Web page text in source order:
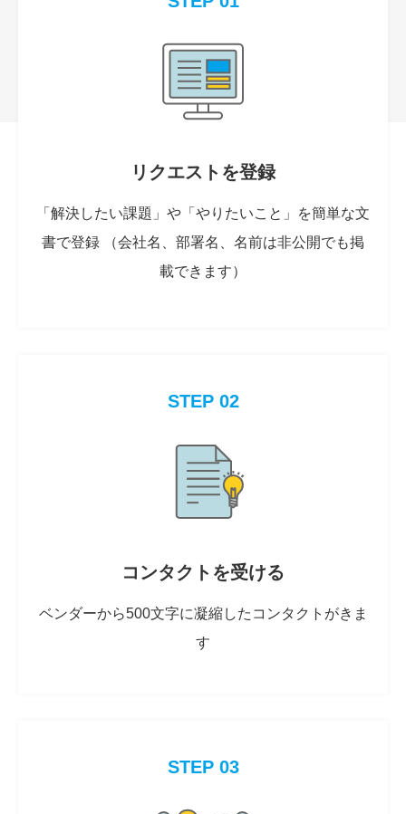
リクエストを登録
「解決したい課題」や「やりたいこと」を簡単な文
書で登録 （会社名、部署名、名前は非公開でも掲
載できます）
STEP 02
コンタクトを受ける
ベンダーから500文字に凝縮したコンタクトがきま
す
STEP 03